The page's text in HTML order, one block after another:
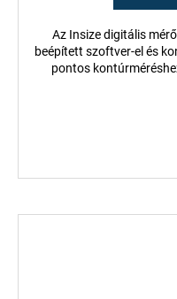
Az Insize digitális
beépített szoftver-el és
pontos